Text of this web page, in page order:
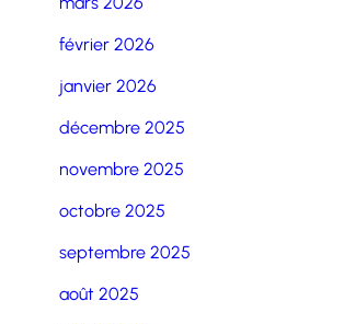
février 2026
janvier 2026
décembre 2025
novembre 2025
octobre 2025
septembre 2025
août 2025